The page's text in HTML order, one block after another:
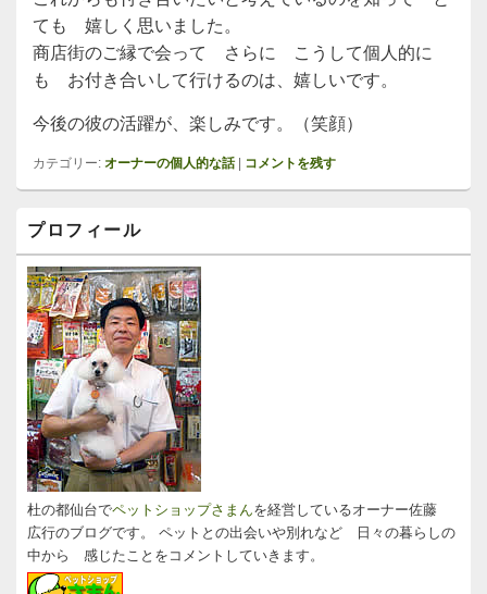
ても 嬉しく思いました。
商店街のご縁で会って さらに こうして個人的に
も お付き合いして行けるのは、嬉しいです。
今後の彼の活躍が、楽しみです。（笑顔）
カテゴリー: オーナーの個人的な話 コメントを残す
ン
サ
イ
ド
バ
ー
ウ
ィ
ジ
ェ
ッ
ト
エ
リ
ア
プロフィール
杜の都仙台でペットショップさまんを経営しているオーナー佐藤
広行のブログです。 ペットとの出会いや別れなど 日々の暮らしの
中から 感じたことをコメントしていきます。